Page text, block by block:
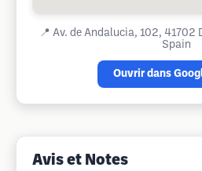
📍 Av. de Andalucia, 102, 41702
Spain
Ouvrir dans
Avis et Notes